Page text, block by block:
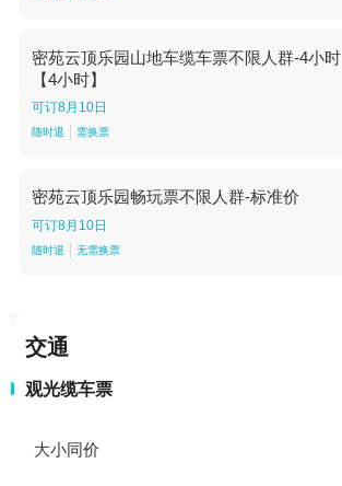
密苑云顶乐园山地车缆车票不限人群-4小时
【4小时】
可订8月10日
随时退 需换票
密苑云顶乐园畅玩票不限人群-标准价
可订8月10日
随时退 无需换票
交通
观光缆车票
大小同价